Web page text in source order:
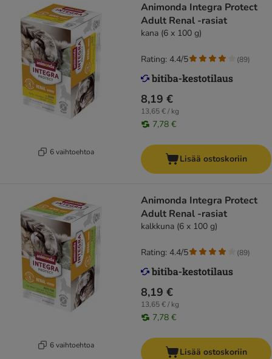
6 vaihtoehtoa
Animonda Integra Protect
Adult Renal -rasiat
kana (6 x 100 g)
8,19 €
13,65 € / kg
7,78 €
Rating: 4.4/5 (89)
Lisää ostoskoriin
6 vaihtoehtoa
Animonda Integra Protect
Adult Renal -rasiat
kalkkuna (6 x 100 g)
8,19 €
13,65 € / kg
7,78 €
Rating: 4.4/5 (89)
Lisää ostoskoriin